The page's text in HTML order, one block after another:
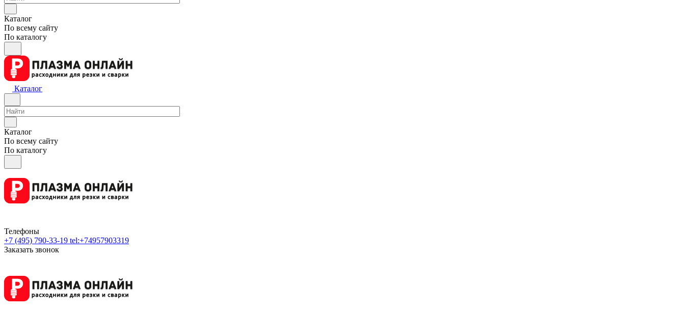
Каталог
По всему сайту
По каталогу
Каталог
Каталог
По всему сайту
По каталогу
Телефоны
+7 (495) 790-33-19 tel:+74957903319
Заказать звонок